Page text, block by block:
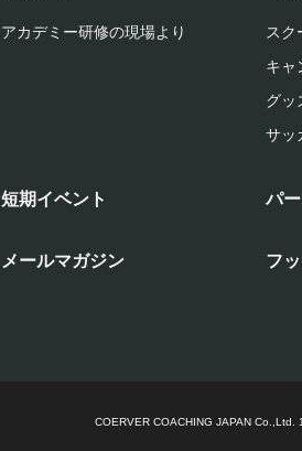
アカデミー研修の現場より
スク
キャ
グッ
サッ
短期イベント パ
メールマガジン フ
COERVER COACHING JAPAN Co.,Ltd.